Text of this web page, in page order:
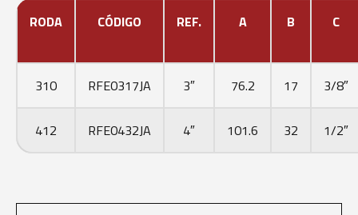
RODA CÓDIGO REF. A B C
310 RFE0317JA 3″ 76.2 17 3/8″
412 RFE0432JA 4″ 101.6 32 1/2″